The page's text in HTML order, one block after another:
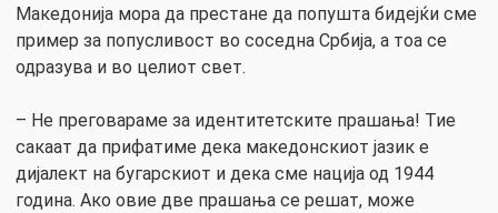
Македонија мора да престане да попушта бидејќи сме
пример за попусливост во соседна Србија, а тоа се
одразува и во целиот свет.
– Не преговараме за идентитетските прашања! Тие
сакаат да прифатиме дека македонскиот јазик е
дијалект на бугарскиот и дека сме нација од 1944
година. Ако овие две прашања се решат, може